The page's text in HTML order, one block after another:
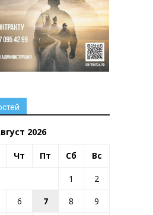
2026
Чт Пт Сб Вс
1
2
6 7 8
9